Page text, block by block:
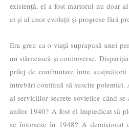
existență, el a fost martorul nu doar
ci și al unor evoluții și progrese fără
Era greu ca o viață suprapusă unei
nu stârnească și controverse.
prilej de confruntare între
întrebări continuă să suscite polemici.
al serviciilor secrete sovietice când
anilor 1940? A fost el împiedicat să
se întorsese în 1948? A